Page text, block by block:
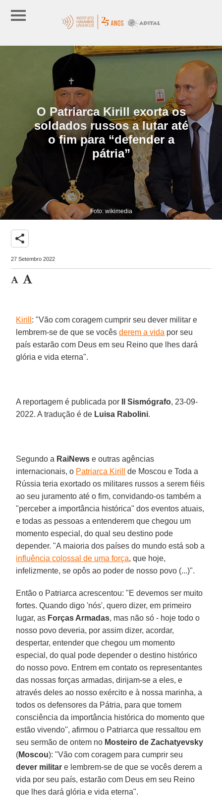
O Patriarca Kirill exorta os
soldados russos a lutar até
o fim para “defender a
pátria”
Foto: wikimedia
share
27 Setembro 2022
Kirill : "Vão com coragem cumprir seu dever militar e
lembrem-se de que se vocêsderem a vida por seu
país estarão com Deus em seu Reino que lhes dará
glória e vida eterna".
A reportagem é publicada por Il Sismógrafo, 23-09-
2022. A tradução é de Luisa Rabolini.
Segundo a RaiNews e outras agências
internacionais, o Patriarca Kirill
de Moscou e Toda a
Rússia teria exortado os militares russos a serem fiéis
ao seu juramento até o fim, convidando-os também a
"perceber a importância histórica" dos eventos atuais,
e todas as pessoas a entenderem que chegou um
momento especial, do qual seu destino pode
depender. "A maioria dos países do mundo está sob a
influência colossal de uma força, que hoje,
infelizmente, se opôs ao poder de nosso povo (...)".
Então o Patriarca acrescentou: "E devemos ser muito
fortes. Quando digo 'nós', quero dizer, em primeiro
lugar, as Forças Armadas, mas não só - hoje todo o
nosso povo deveria, por assim dizer, acordar,
despertar, entender que chegou um momento
especial, do qual pode depender o destino histórico
do nosso povo. Entrem em contato os representantes
das nossas forças armadas, dirijam-se a eles, e
através deles ao nosso exército e à nossa marinha, a
todos os defensores da Pátria, para que tomem
consciência da importância histórica do momento que
estão vivendo'', afirmou o Patriarca que ressaltou em
seu sermão de ontem no Mosteiro de Zachatyevsky
(Moscou): "Vão com coragem para cumprir seu
dever militar e lembrem-se de que se vocês derem a
vida por seu país, estarão com Deus em seu Reino
que lhes dará glória e vida eterna".